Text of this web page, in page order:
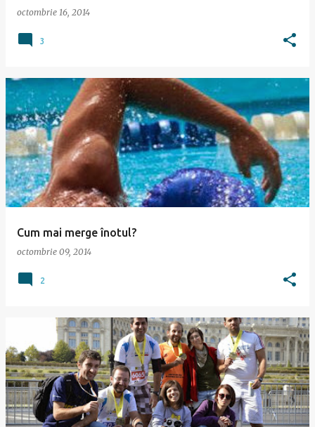
octombrie 16, 2014
3
Cum mai merge înotul?
octombrie 09, 2014
2